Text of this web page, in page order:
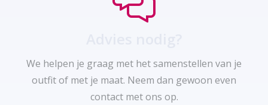
We helpen je graag met het samenstellen van je
outfit of met je maat. Neem dan gewoon even
contact met ons op.